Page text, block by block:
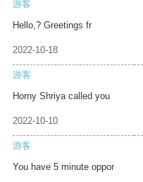
游客
Hello,? Greetings fr
2022-10-18
游客
Horny Shriya called you
2022-10-10
游客
You have 5 minute oppor